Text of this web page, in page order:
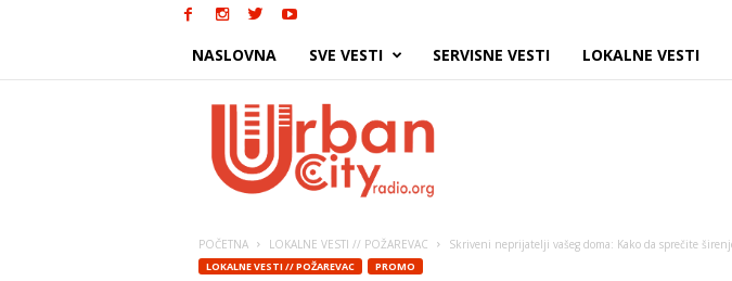
NASLOVNA SVE VESTI SERVISNE VESTI LOKALNE VESTI
POČETNA LOKALNE VESTI // POŽAREVAC Skriveni neprijatelji vašeg doma: Kako da sprečite
LOKALNE VESTI // POŽAREVAC PROMO